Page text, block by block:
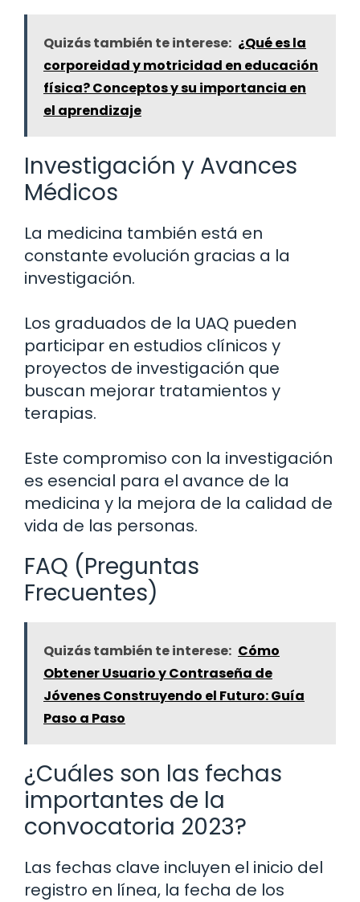
Quizás también te interese: ¿Qué es la
corporeidad y motricidad en educación
física? Conceptos y su importancia en
el aprendizaje
Investigación y Avances
Médicos
La medicina también está en
constante evolución gracias a la
investigación.
Los graduados de la UAQ pueden
participar en estudios clínicos y
proyectos de investigación que
buscan mejorar tratamientos y
terapias.
Este compromiso con la investigación
es esencial para el avance de la
medicina y la mejora de la calidad de
vida de las personas.
FAQ (Preguntas
Frecuentes)
Quizás también te interese: Cómo
Obtener Usuario y Contraseña de
Jóvenes Construyendo el Futuro: Guía
Paso a Paso
¿Cuáles son las fechas
importantes de la
convocatoria 2023?
Las fechas clave incluyen el inicio del
registro en línea, la fecha de los